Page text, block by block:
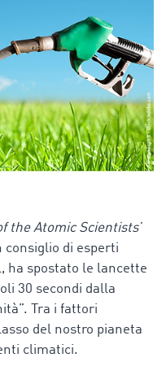
the Atomic Scientists’
consiglio di esperti
ha spostato le lancette
30 secondi dalla
Tra i fattori
del nostro pianeta
climatici.